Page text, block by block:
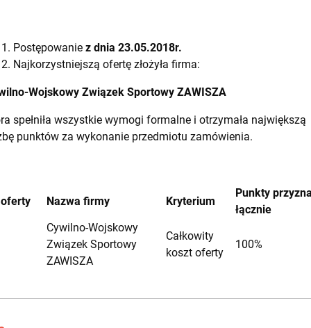
Postępowanie z dnia 23.05.2018r.
Najkorzystniejszą ofertę złożyła firma:
Wojskowy Związek Sportowy ZAWISZA
spełniła wszystkie wymogi formalne i otrzymała największą
punktów za wykonanie przedmiotu zamówienia.
Nazwa firmy Kryterium
Punkty
łącznie
Cywilno-Wojskowy
Związek Sportowy
ZAWISZA
Całkowity
koszt oferty
100%